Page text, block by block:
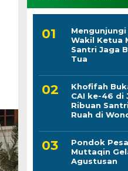
Mengunjungi
Wakil Ketua
Santri Jaga
Tua
Khofifah
CAI ke-46 di
Ribuan
Ruah di
Pondok
Muttaqin
Agustusan